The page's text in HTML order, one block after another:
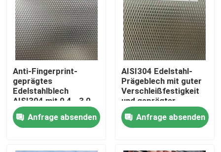
Zu Hause
Anti-Fingerprint-
geprägtes
Edelstahlblech
AISI304 mit 0,4 - 3,0
mm Dicke für
architektonische
Anwendungen
Anfrage absenden
AISI304 Edelstahl-
Prägeblech mit guter
Verschleißfestigkeit
und geprägter
Oberfläche für
dekorative
Anwendungen
Anfrage absenden